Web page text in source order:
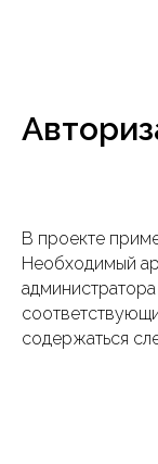
В проекте
Необходимый
содержаться